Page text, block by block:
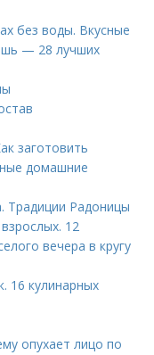
без воды. Вкусные
— 28 лучших
заготовить
домашние
Традиции Радоницы
12
вечера в кругу
16 кулинарных
опухает лицо по